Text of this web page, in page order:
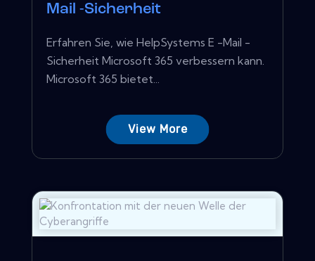
Mail -Sicherheit
Erfahren Sie, wie HelpSystems E -Mail -
Sicherheit Microsoft 365 verbessern kann.
Microsoft 365 bietet...
View More